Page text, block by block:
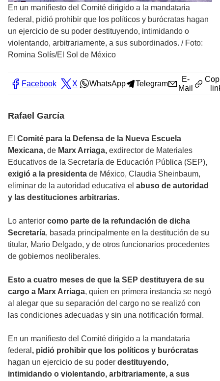
En un manifiesto del Comité dirigido a la mandataria
federal, pidió prohibir que los políticos y burócratas hagan
un ejercicio de su poder destituyendo, intimidando o
violentando, arbitrariamente, a sus subordinados. / Foto:
Romina Solís/El Sol de México
Facebook X WhatsApp Telegram
E-
Mail
Rafael García
El Comité para la Defensa de la Nueva Escuela
Mexicana, de Marx Arriaga, exdirector de Materiales
Educativos de la Secretaría de Educación Pública (SEP),
exigió a la presidenta de México, Claudia Sheinbaum,
eliminar de la autoridad educativa el abuso de autoridad
y las destituciones arbitrarias.
Lo anterior como parte de la refundación de dicha
Secretaría, basada principalmente en la destitución de su
titular, Mario Delgado, y de otros funcionarios procedentes
de gobiernos neoliberales.
Esto a cuatro meses de que la SEP destituyera de su
cargo a Marx Arriaga, quien en primera instancia se negó
al alegar que su separación del cargo no se realizó con
las condiciones adecuadas y sin una notificación formal.
En un manifiesto del Comité dirigido a la mandataria
federal , pidió prohibir que los políticos y burócratas
hagan un ejercicio de su poder destituyendo,
intimidando o violentando, arbitrariamente, a sus